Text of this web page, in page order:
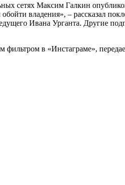
сетях Максим Галкин
владения», – рассказал
Ивана Урганта. Другие
в «Инстаграме»,